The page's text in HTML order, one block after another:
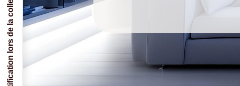
Notification lors de la collecte